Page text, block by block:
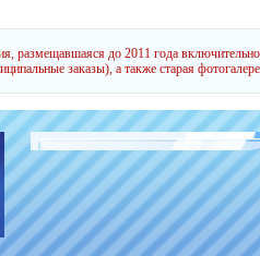
размещавшаяся до 2011 года
заказы), а также старая